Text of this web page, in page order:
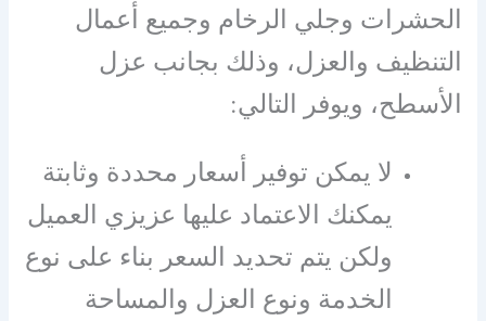
الحشرات وجلي الرخام وجميع أعمال
التنظيف والعزل، وذلك بجانب عزل
الأسطح، ويوفر التالي:
لا يمكن توفير أسعار محددة وثابتة
يمكنك الاعتماد عليها عزيزي العميل
ولكن يتم تحديد السعر بناء على نوع
الخدمة ونوع العزل والمساحة